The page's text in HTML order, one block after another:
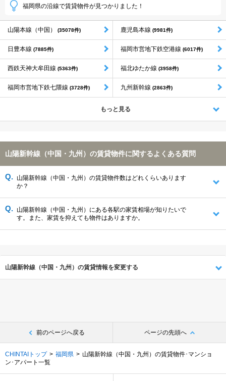
福岡県の沿線で賃貸物件が見つかりました！
山陽本線（中国） (35078件) 鹿児島本線 (9981件)
日豊本線 (7885件) 福岡市営地下鉄空港線 (6017件)
西鉄天神大牟田線 (5363件) 福北ゆたか線 (3958件)
福岡市営地下鉄七隈線 (3728件) 九州新幹線 (2863件)
もっと見る
山陽新幹線（中国・九州）の賃貸物件に関するよくある質問
山陽新幹線（中国・九州）の賃貸物件数はどれくらいあります
か？
山陽新幹線（中国・九州）にある各駅の家賃相場が知りたいで
す。また、家賃を抑えても物件はありますか。
山陽新幹線（中国・九州）の賃貸情報を変更する
前のページへ戻る ページの先頭へ
CHINTAIトップ 福岡県
山陽新幹線（中国・九州）の賃貸物件･マンショ
ン･アパート一覧